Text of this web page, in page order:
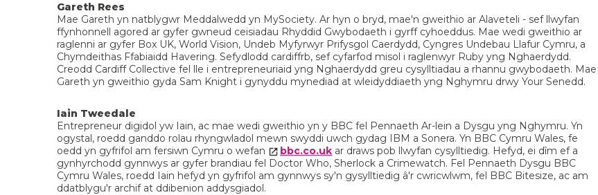
Gareth Rees
Mae Gareth yn natblygwr Meddalwedd yn MySociety. Ar hyn o bryd, mae'n gweithio ar Alaveteli - sef llwyfan
ffynhonnell agored ar gyfer gwneud ceisiadau Rhyddid Gwybodaeth i gyrff cyhoeddus. Mae wedi gweithio ar
raglenni ar gyfer Box UK, World Vision, Undeb Myfyrwyr Prifysgol Caerdydd, Cyngres Undebau Llafur Cymru, a
Chymdeithas Ffabiaidd Havering. Sefydlodd cardiffrb, sef cyfarfod misol i raglenwyr Ruby yng Nghaerdydd.
Creodd Cardiff Collective fel lle i entrepreneuriaid yng Nghaerdydd greu cysylltiadau a rhannu gwybodaeth. Mae
Gareth yn gweithio gyda Sam Knight i gynyddu mynediad at wleidyddiaeth yng Nghymru drwy Your Senedd.
Iain Tweedale
Entrepreneur digidol yw Iain, ac mae wedi gweithio yn y BBC fel Pennaeth Ar-lein a Dysgu yng Nghymru. Yn
ogystal, roedd ganddo rolau rhyngwladol mewn swyddi uwch gydag IBM a Sonera. Yn BBC Cymru Wales, fe
oedd yn gyfrifol am fersiwn Cymru o wefan
bbc.co.uk ar draws pob llwyfan cysylltiedig. Hefyd, ei dîm ef a
gynhyrchodd gynnwys ar gyfer brandiau fel Doctor Who, Sherlock a Crimewatch. Fel Pennaeth Dysgu BBC
Cymru Wales, roedd Iain hefyd yn gyfrifol am gynnwys sy'n gysylltiedig â'r cwricwlwm, fel BBC Bitesize, ac am
ddatblygu'r archif at ddibenion addysgiadol.